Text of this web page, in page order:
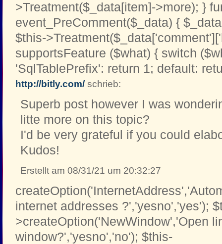
>Treatment($_data[item]->more); }
event_PreComment($_data) {
$this-
supportsFeature ($what) { switch
'SqlTablePrefix': return 1; default:
http://bitly.com/ schrieb:
Superb post however I was
litte more on this topic?
I'd be very grateful if you could
Kudos!
Erstellt am 08/31/21 um 20:32:27
internet addresses ?','yesno','yes');
>createOption('NewWindow','Open
window?','yesno','no'); $this-